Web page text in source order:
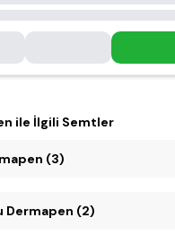
ile İlgili Semtler
(3)
Mesa Koru Dermapen (2)